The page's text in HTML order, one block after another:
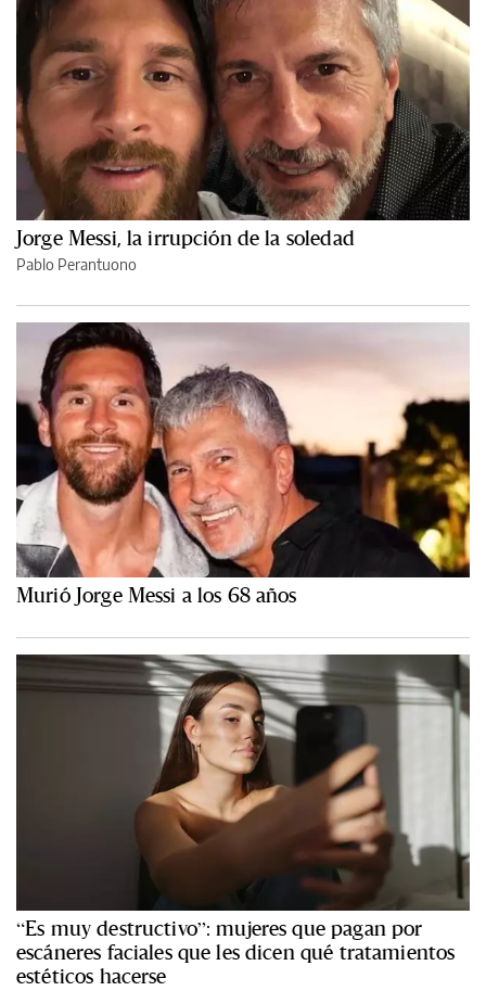
Jorge Messi, la irrupción de la soledad
Pablo Perantuono
Murió Jorge Messi a los 68 años
“Es muy destructivo”: mujeres que pagan por
escáneres faciales que les dicen qué tratamientos
estéticos hacerse